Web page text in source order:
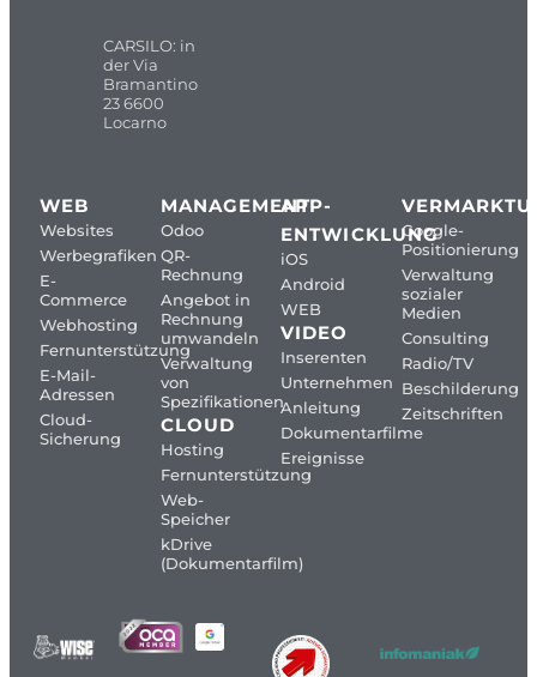
CARSILO: in
der Via
Bramantino
23 6600
Locarno
WEB
Websites
Werbegrafiken
E-
Commerce
Webhosting
Fernunterstützung
E-Mail-
Adressen
Cloud-
Sicherung
MANAGEMENT
Odoo
QR-
Rechnung
Angebot in
Rechnung
umwandeln
Verwaltung
von
Spezifikationen
CLOUD
Hosting
Fernunterstützung
Web-
Speicher
kDrive
(Dokumentarfilm)
APP-
ENTWICKLUNG
iOS
Android
WEB
VIDEO
Inserenten
Unternehmen
Anleitung
Dokumentarfilme
Ereignisse
Google-
Positionierung
Verwaltung
sozialer
Medien
Consulting
Radio/TV
Beschilderung
Zeitschriften